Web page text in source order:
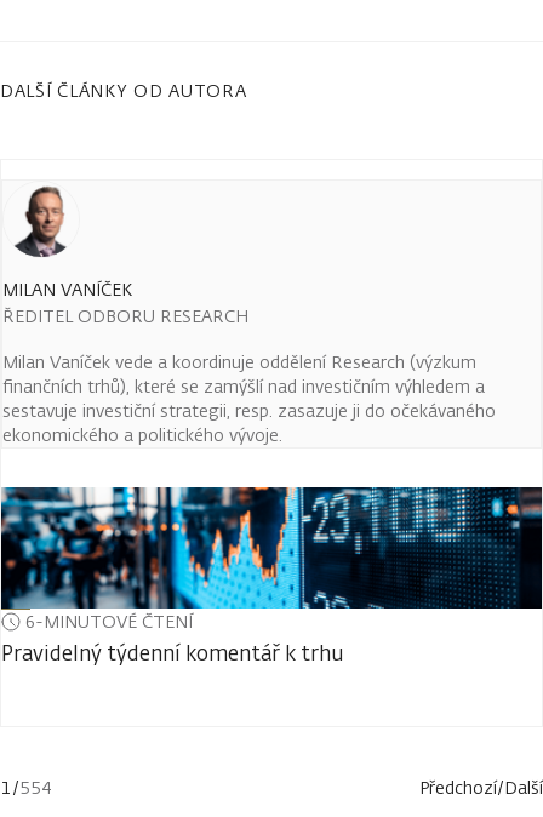
DALŠÍ ČLÁNKY OD AUTORA
MILAN VANÍČEK
ŘEDITEL ODBORU RESEARCH
Milan Vaníček vede a koordinuje oddělení Research (výzkum
finančních trhů), které se zamýšlí nad investičním výhledem a
sestavuje investiční strategii, resp. zasazuje ji do očekávaného
ekonomického a politického vývoje.
6-MINUTOVÉ ČTENÍ
Pravidelný týdenní komentář k trhu
1/554 Předchozí/Další